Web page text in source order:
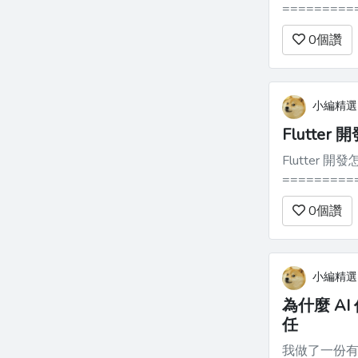
了取得某些
驗？ >
0個讚
小編精
Flutter 開
Flutter 開發
的時候，有
0個讚
小編精
為什麼 AI
任
我做了一份